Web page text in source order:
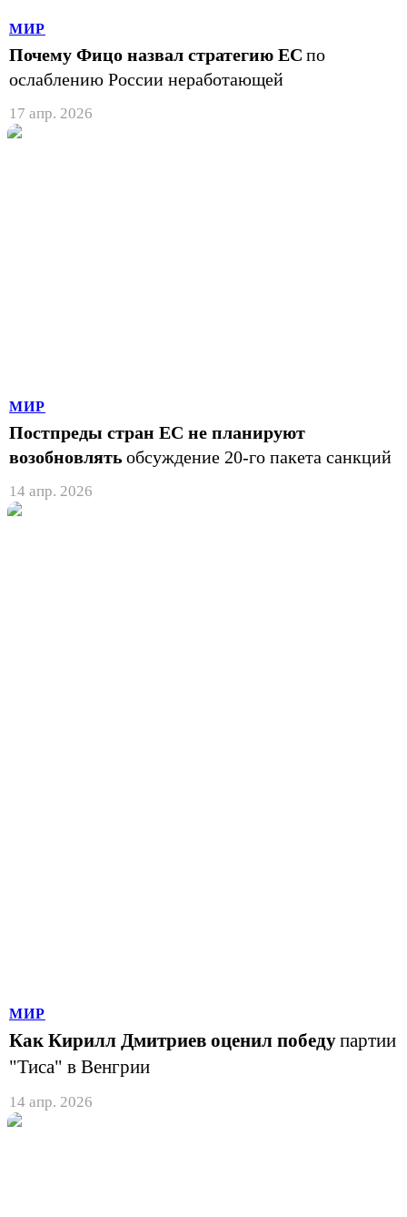
МИР
Почему Фицо назвал стратегию ЕС по
ослаблению России неработающей
17 апр. 2026
МИР
Постпреды стран ЕС не планируют
возобновлять обсуждение 20-го пакета санкций
14 апр. 2026
МИР
Как Кирилл Дмитриев оценил победупартии
"Тиса" в Венгрии
14 апр. 2026